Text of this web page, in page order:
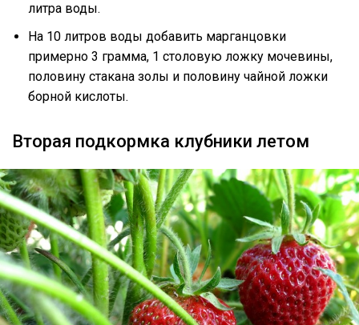
литра воды.
На 10 литров воды добавить марганцовки
примерно 3 грамма, 1 столовую ложку мочевины,
половину стакана золы и половину чайной ложки
борной кислоты.
Вторая подкормка клубники летом